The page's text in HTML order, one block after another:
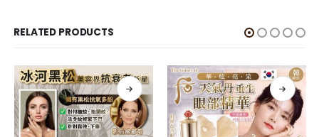
RELATED PRODUCTS